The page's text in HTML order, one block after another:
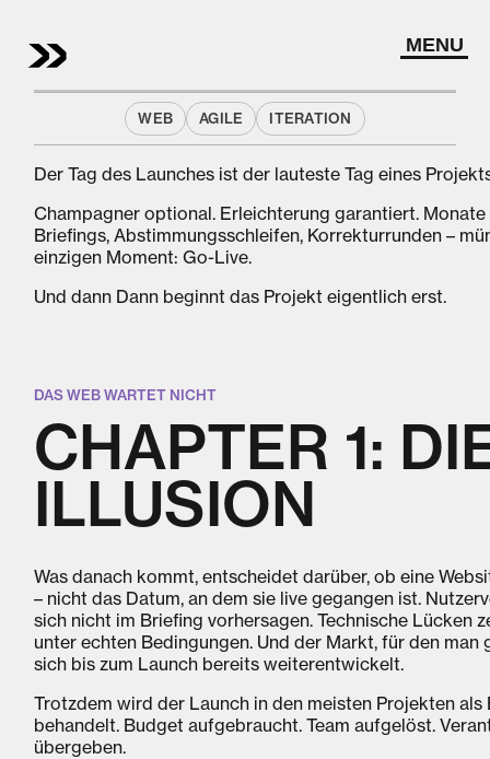
MENU
CRAFT | WEB DEVELOPMENT
DER LAUNCH IST
NICHT DAS ENDE
Was nach dem Go-Live wirklich zählt – und warum
die meisten zu spät daran denken
WEB AGILE ITERATION
Der Tag des Launches ist der lauteste Tag eines
Champagner optional. Erleichterung garantiert.
Briefings, Abstimmungsschleifen, Korrekturrunden –
einzigen Moment: Go-Live.
Und dann Dann beginnt das Projekt eigentlich erst.
DAS WEB WARTET NICHT
CHAPTER 1:
ILLUSION
Was danach kommt, entscheidet darüber, ob eine
– nicht das Datum, an dem sie live gegangen ist.
sich nicht im Briefing vorhersagen. Technische Lücken
unter echten Bedingungen. Und der Markt, für den man
sich bis zum Launch bereits weiterentwickelt.
Trotzdem wird der Launch in den meisten Projekten als
behandelt. Budget aufgebraucht. Team aufgelöst.
übergeben.